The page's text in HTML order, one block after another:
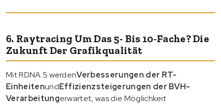
6. Raytracing Um Das 5- Bis 10-Fache? Die
Zukunft Der Grafikqualität
Mit RDNA 5 werdenVerbesserungen der RT-
EinheitenundEffizienzsteigerungen der BVH-
Verarbeitungerwartet, was die Möglichkeit